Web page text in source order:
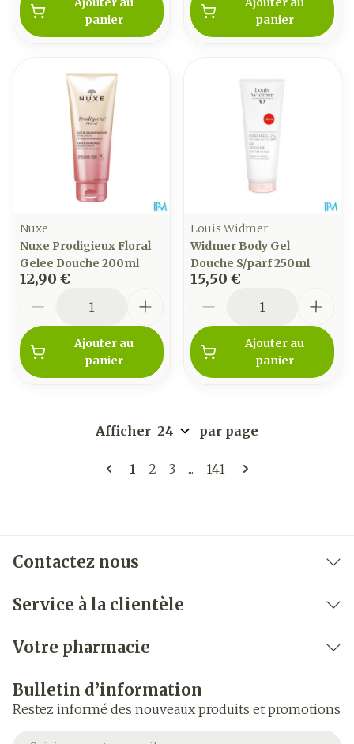
panier
panier
Nuxe
Nuxe Prodigieux Floral
Gelee Douche 200ml
12,90 €
Ajouter au
panier
Louis Widmer
Widmer Body Gel
Douche S/parf 250ml
15,50 €
Ajouter au
panier
Pages
Vous lisez actuellement la page
1 Page
2 Page
3 ... Page
141
Afficher par page
Contactez nous
Service à la clientèle
Votre pharmacie
Bulletin d’information
Restez informé des nouveaux produits et promotions
Adresse mail